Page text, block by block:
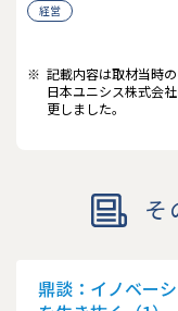
経営
※ 記載内容は取材当時の
日本ユニシス株式会
更しました。
そ
鼎談：イノベーシ